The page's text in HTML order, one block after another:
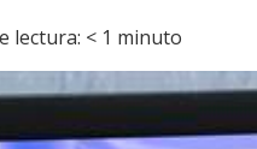
lectura: < 1 minuto